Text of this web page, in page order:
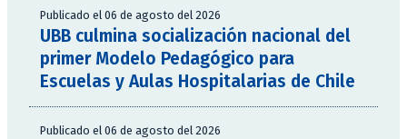
Publicado el 06 de agosto del 2026
UBB culmina socialización nacional del
primer Modelo Pedagógico para
Escuelas y Aulas Hospitalarias de Chile
Publicado el 06 de agosto del 2026